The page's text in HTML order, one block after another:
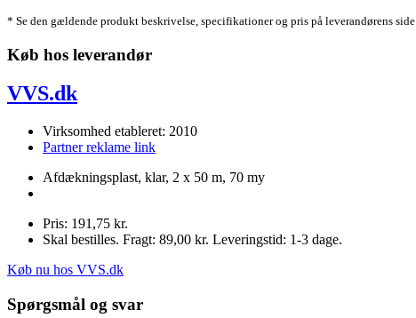
* Se den gældende produkt beskrivelse, specifikationer og pris på leverandørens side.
Køb hos leverandør
VVS.dk
Virksomhed etableret: 2010
Partner reklame link
Afdækningsplast, klar, 2 x 50 m, 70 my
Pris: 191,75 kr.
Skal bestilles. Fragt: 89,00 kr. Leveringstid: 1-3 dage.
Køb nu hos VVS.dk
Spørgsmål og svar